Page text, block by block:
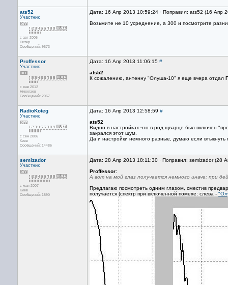
ats52
Участник
с авг 2005
Питер
Сообщений: 9573
Дата: 16 Апр 2013 10:59:24 · Поправил: ats52 (16 Апр
Возьмите не 10 усреднение, а 300 и посмотрите
Proffessor
Участник
с янв 2012
Николаев
Сообщений: 2067
Дата: 16 Апр 2013 11:06:15 #
ats52
К сожалению, антенну "Олуша-10" я еще вчера отдал
RadioKoteg
Участник
с сен 2006
Киев
Сообщений: 14486
Дата: 16 Апр 2013 12:58:59 #
ats52
Видно в настройках что в род-щварце был включен
закрался этот шум.
Да и настройки немного разные, думаю если
semizador
Участник
с мая 2007
Киев
Сообщений: 1890
Дата: 28 Апр 2013 18:11:30 · Поправил: semizador (28
Proffessor:
А вот на мой глаз получается немного иначе: при
Предлагаю посмотреть одним глазом, сместив
получается (спектр при включенной помехе: слева -